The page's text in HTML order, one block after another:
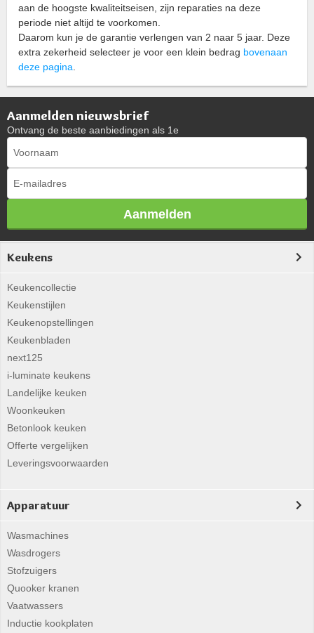
aan de hoogste kwaliteitseisen, zijn reparaties na deze
periode niet altijd te voorkomen.
Daarom kun je de garantie verlengen van 2 naar 5 jaar. Deze
extra zekerheid selecteer je voor een klein bedrag bovenaan
deze pagina.
Aanmelden nieuwsbrief
Ontvang de beste aanbiedingen als 1e
Aanmelden
Keukens
Keukencollectie
Keukenstijlen
Keukenopstellingen
Keukenbladen
next125
i-luminate keukens
Landelijke keuken
Woonkeuken
Betonlook keuken
Offerte vergelijken
Leveringsvoorwaarden
Apparatuur
Wasmachines
Wasdrogers
Stofzuigers
Quooker kranen
Vaatwassers
Inductie kookplaten